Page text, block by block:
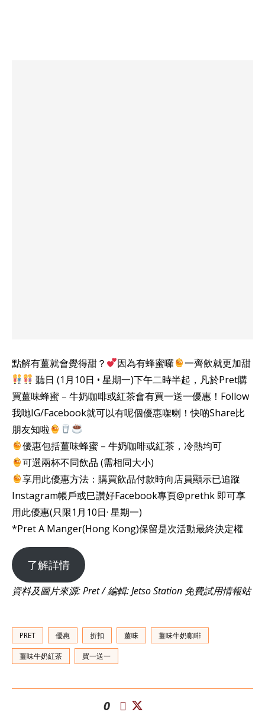
點解有薑就會覺得甜？ 因為有蜂蜜囉
一齊飲就更加甜
聽日 (1月10日 • 星期一)下午二時半起，凡於Pret購
買薑味蜂蜜 – 牛奶咖啡或紅茶會有買一送一優惠！Follow
我哋IG/Facebook就可以有呢個優惠㗎喇！快啲Share比
朋友知啦
優惠包括薑味蜂蜜 – 牛奶咖啡或紅茶，冷熱均可
可選兩杯不同飲品 (需相同大小)
享用此優惠方法：購買飲品付款時向店員顯示已追蹤
Instagram帳戶或巳讚好Facebook專頁@prethk 即可享
用此優惠(只限1月10日· 星期一)
*Pret A Manger(Hong Kong)保留是次活動最終決定權
了解詳情
資料及圖片來源: Pret / 編輯: Jetso Station 免費試用情報站
PRET 優惠 折扣 薑味 薑味牛奶咖啡
薑味牛奶紅茶 買一送一
0